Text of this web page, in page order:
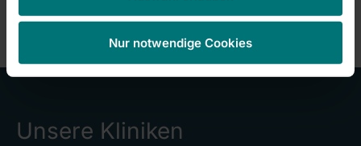
Nur notwendige Cookies
Unsere Kliniken